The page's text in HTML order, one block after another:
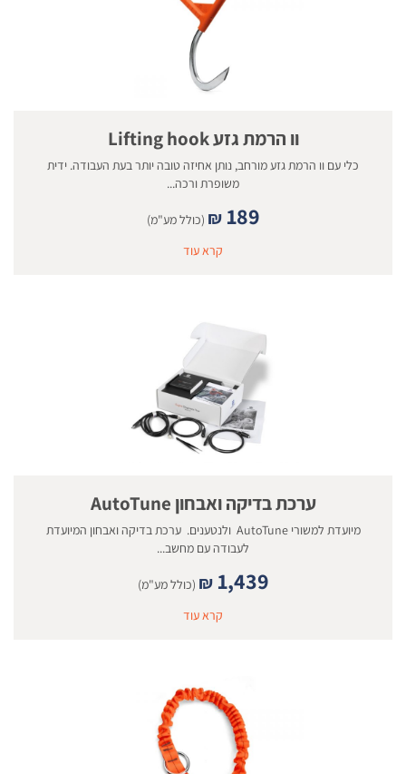
וו הרמת גזע Lifting hook
כלי עם וו הרמת גזע מורחב, נותן אחיזה טובה יותר בעת העבודה. ידית
משופרת ורכה...
₪ 189
(כולל מע"מ)
קרא עוד
ערכת בדיקה ואבחון AutoTune
מיועדת למשורי AutoTune ולנטענים. ערכת בדיקה ואבחון המיועדת
לעבודה עם מחשב...
₪ 1,439
(כולל מע"מ)
קרא עוד